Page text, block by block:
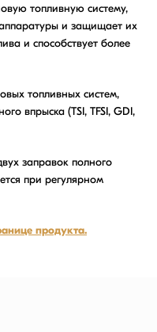
топливную систему,
и защищает их
и способствует более
топливных систем,
впрыска (TSI, TFSI, GDI,
заправок полного
при регулярном
продукта.